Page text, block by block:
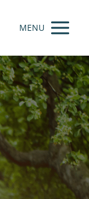
MENU